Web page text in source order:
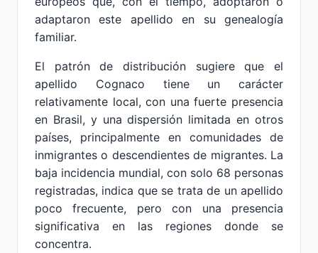
adaptaron este apellido en su genealogía
familiar.
El patrón de distribución sugiere que el
apellido Cognaco tiene un carácter
relativamente local, con una fuerte presencia
en Brasil, y una dispersión limitada en otros
países, principalmente en comunidades de
inmigrantes o descendientes de migrantes. La
baja incidencia mundial, con solo 68 personas
registradas, indica que se trata de un apellido
poco frecuente, pero con una presencia
significativa en las regiones donde se
concentra.